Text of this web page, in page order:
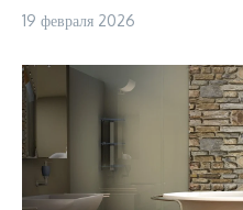
19 февраля 2026